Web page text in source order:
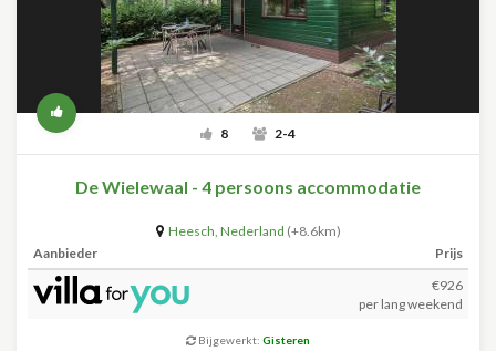
8 2-4
De Wielewaal - 4 persoons accommodatie
Heesch, Nederland (+8.6km)
Aanbieder
Prijs
€926
per lang weekend
Bijgewerkt: Gisteren